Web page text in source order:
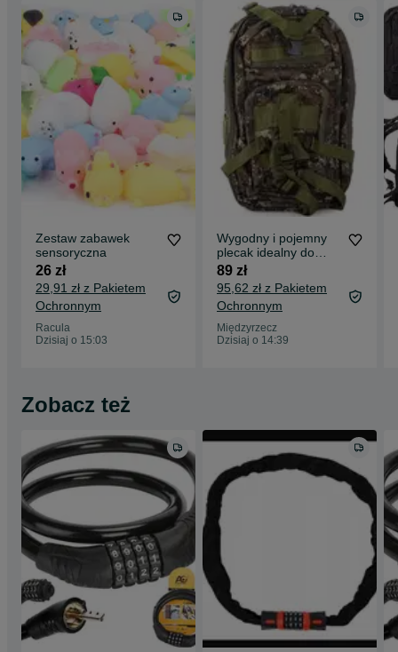
Zestaw zabawek
sensoryczna
26 zł
29,91 zł z Pakietem
Ochronnym
Racula
Dzisiaj o 15:03
Wygodny i pojemny
plecak idealny do
szkoły, pracy i
podróży.
89 zł
95,62 zł z Pakietem
Ochronnym
Międzyrzecz
Dzisiaj o 14:39
Zobacz też